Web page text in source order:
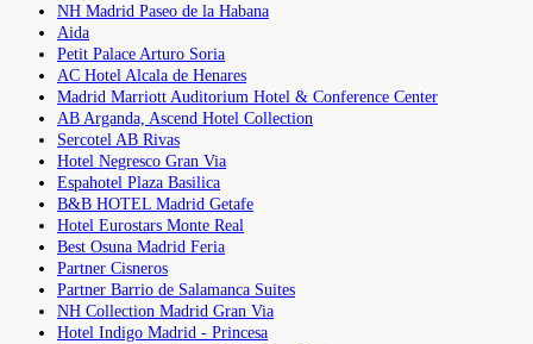
NH Madrid Paseo de la Habana
Aida
Petit Palace Arturo Soria
AC Hotel Alcala de Henares
Madrid Marriott Auditorium Hotel & Conference Center
AB Arganda, Ascend Hotel Collection
Sercotel AB Rivas
Hotel Negresco Gran Via
Espahotel Plaza Basilica
B&B HOTEL Madrid Getafe
Hotel Eurostars Monte Real
Best Osuna Madrid Feria
Partner Cisneros
Partner Barrio de Salamanca Suites
NH Collection Madrid Gran Via
Hotel Indigo Madrid - Princesa